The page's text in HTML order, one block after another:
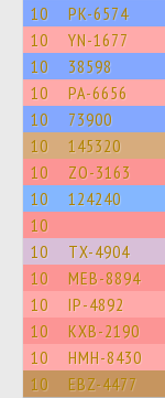
10 PK-6574
10 YN-1677
10 38598
10 PA-6656
10 73900
10 145320
10 ZO-3163
10 124240
10
10 TX-4904
10 MEB-8894
10 IP-4892
10 KXB-2190
10 HMH-8430
10 EBZ-4477